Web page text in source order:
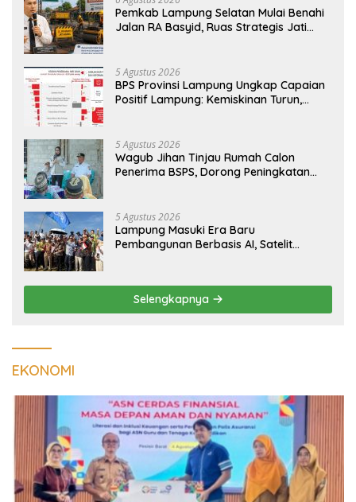
Pemkab Lampung Selatan Mulai Benahi
Jalan RA Basyid, Ruas Strategis Jati
5 Agustus 2026
BPS Provinsi Lampung Ungkap Capaian
Positif Lampung: Kemiskinan Turun,
5 Agustus 2026
Wagub Jihan Tinjau Rumah Calon
Penerima BSPS, Dorong Peningkatan
5 Agustus 2026
Lampung Masuki Era Baru
Pembangunan Berbasis AI, Satelit
Selengkapnya
EKONOMI